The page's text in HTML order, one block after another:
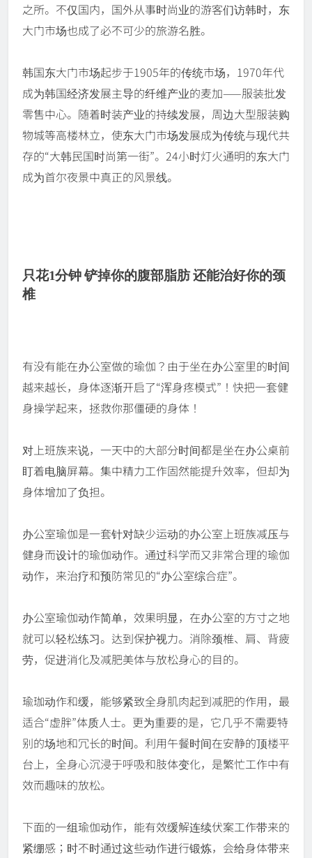
之所。不仅国内，国外从事时尚业的游客们访韩时，东
大门市场也成了必不可少的旅游名胜。
韩国东大门市场起步于1905年的传统市场，1970年代
成为韩国经济发展主导的纤维产业的麦加——服装批发
零售中心。随着时装产业的持续发展，周边大型服装购
物城等高楼林立，使东大门市场发展成为传统与现代共
存的“大韩民国时尚第一街”。24小时灯火通明的东大门
成为首尔夜景中真正的风景线。
只花1分钟 铲掉你的腹部脂肪 还能治好你的颈
椎
有没有能在办公室做的瑜伽？由于坐在办公室里的时间
越来越长，身体逐渐开启了“浑身疼模式”！快把一套健
身操学起来，拯救你那僵硬的身体！
对上班族来说，一天中的大部分时间都是坐在办公桌前
盯着电脑屏幕。集中精力工作固然能提升效率，但却为
身体增加了负担。
办公室瑜伽是一套针对缺少运动的办公室上班族减压与
健身而设计的瑜伽动作。通过科学而又非常合理的瑜伽
动作，来治疗和预防常见的“办公室综合症”。
办公室瑜伽动作简单，效果明显，在办公室的方寸之地
就可以轻松练习。达到保护视力。消除颈椎、肩、背疲
劳，促进消化及减肥美体与放松身心的目的。
瑜珈动作和缓，能够紧致全身肌肉起到减肥的作用，最
适合“虚胖”体质人士。更为重要的是，它几乎不需要特
别的场地和冗长的时间。利用午餐时间在安静的顶楼平
台上，全身心沉浸于呼吸和肢体变化，是繁忙工作中有
效而趣味的放松。
下面的一组瑜伽动作，能有效缓解连续伏案工作带来的
紧绷感；时不时通过这些动作进行锻炼，会给身体带来